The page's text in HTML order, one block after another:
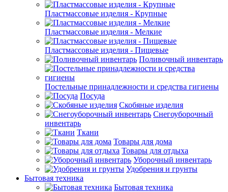
Пластмассовые изделия - Крупные
Пластмассовые изделия - Мелкие
Пластмассовые изделия - Пищевые
Поливочный инвентарь
Постельные принадлежности и средства гигиены
Посуда
Скобяные изделия
Снегоуборочный
инвентарь
Ткани
Товары для дома
Товары для отдыха
Уборочный инвентарь
Удобрения и грунты
Бытовая техника
Бытовая техника